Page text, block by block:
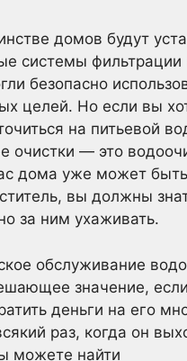
домов будут
системы
безопасно
целей. Но если вы
на питьевой
очистки — это
дома уже может быть
вы должны
за ним ухаживать.
обслуживание
значение,
деньги на его
раз, когда он
можете найти